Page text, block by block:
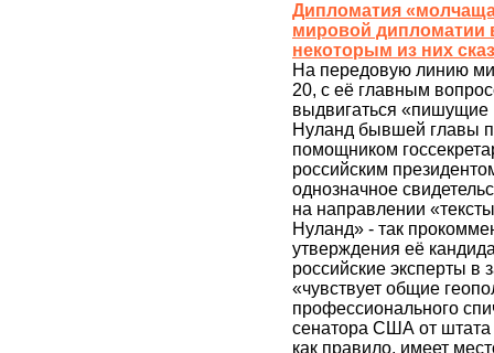
Дипломатия
мировой дипломатии
некоторым из них
На передовую линию
20, с её главным
выдвигаться «пишущие
Нуланд бывшей главы
помощником
российским
однозначное
на направлении
Нуланд» - так
утверждения её
российские эксперты в
«чувствует общие
профессионального
сенатора США от штата
как правило, имеет